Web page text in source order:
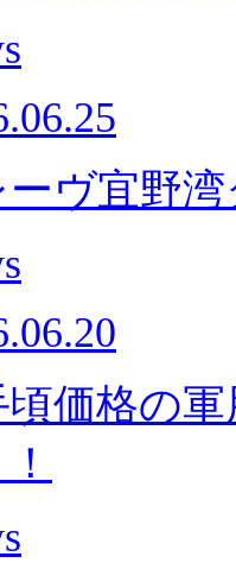
ーヴ宜野
頃価格の